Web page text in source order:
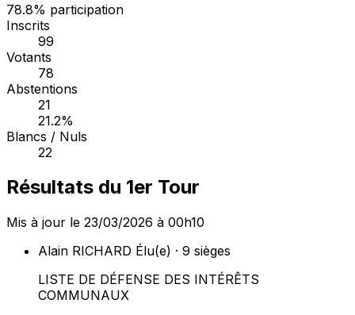
78.8% participation
Inscrits
99
Votants
78
Abstentions
21
21.2%
Blancs / Nuls
22
Résultats du 1er Tour
Mis à jour le 23/03/2026 à 00h10
Alain RICHARD Élu(e) · 9 sièges
LISTE DE DÉFENSE DES INTÉRÊTS
COMMUNAUX